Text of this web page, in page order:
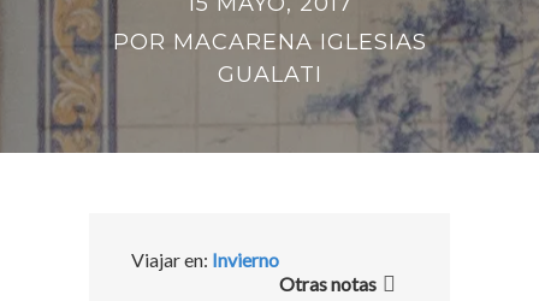
POR MACARENA IGLESIAS
GUALATI
Viajar en: Invierno
Otras notas